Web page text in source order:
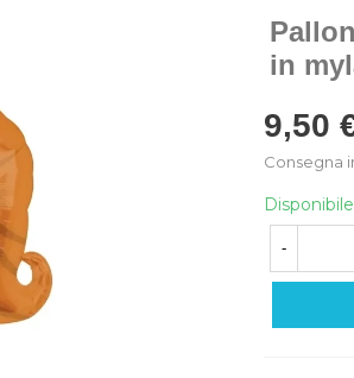
in
9,50
Consegna
Disponibile
-